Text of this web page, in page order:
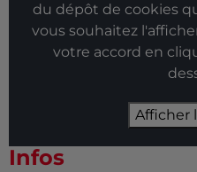
du dépôt de cookies
vous souhaitez
votre accord en
Afficher
Infos